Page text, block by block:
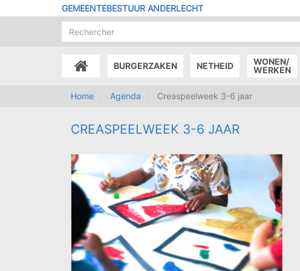
en
GEMEENTEBESTUUR ANDERLECHT
ACCUEILBURGERZAKEN NETHEID
WONEN/
WERKEN
Home Agenda Creaspeelweek 3-6 jaar
CREASPEELWEEK 3-6 JAAR